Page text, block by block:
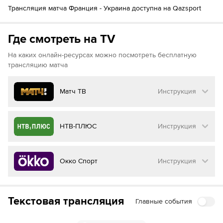
(Килиан Мбаппе)Уго Экитике
88´
Жюль Кунде
Мало Густо
Трансляция матча Франция - Украина доступна на Qazsport
Где смотреть на TV
На каких онлайн-ресурсах можно посмотреть бесплатную
трансляцию матча
Матч ТВ Инструкция
Как смотреть бесплатно трансляцию матча
Матч ТВ
Инструкция
Перейдите на сайт МАТЧ ТВ
Далее нажмите на «Создать учетную запись в
НТВ-ПЛЮС Инструкция
Как смотреть бесплатно трансляцию матча
на НТВ ПЛЮС
Перейдите на сайт НТВ ПЛЮС
Окко Спорт Инструкция
на Окко ТВ
Текстовая трансляция Главные события